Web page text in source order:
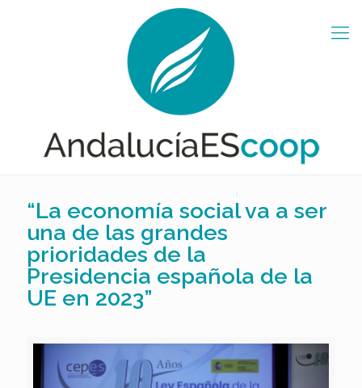
“La economía social va a ser
una de las grandes
prioridades de la
Presidencia española de la
UE en 2023”